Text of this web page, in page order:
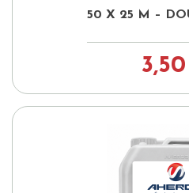
50 X 25 M –